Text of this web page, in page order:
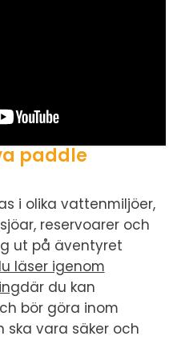
paddle
i olika vattenmiljöer,
reservoarer och
ut på äventyret
läser igenom
där du kan
bör göra inom
ska vara säker och